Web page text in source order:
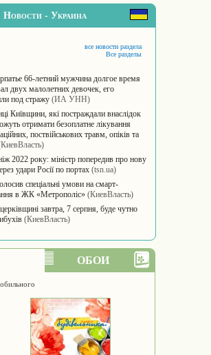
Новости - Украина
все новости раздела
Все разделы
66-летний мужчина долгое время
двух малолетних девочек, его
под стражу (ИА УНН)
Київщини, які постраждали внаслідок
отримати безоплатне лікування
поствійськових травм, опіків та
2022 року: міністр попередив про нову
удари Росії по портах (tsn.ua)
спеціальні умови на смарт-
в ЖК «Метрополіс» (КиевВласть)
завтра, 7 серпня, буде чутно
(КиевВласть)
ОБОИ